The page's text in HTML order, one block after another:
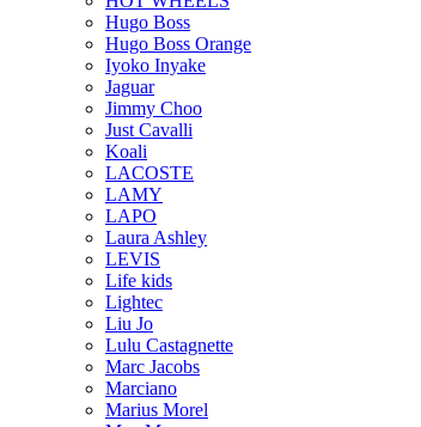
Hugo Boss
Hugo Boss Orange
Iyoko Inyake
Jaguar
Jimmy Choo
Just Cavalli
Koali
LACOSTE
LAMY
LAPO
Laura Ashley
LEVIS
Life kids
Lightec
Liu Jo
Lulu Castagnette
Marc Jacobs
Marciano
Marius Morel